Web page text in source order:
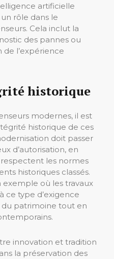
artificielle
rôle dans le
Cela inclut la
des pannes ou
l’expérience
historique
modernes, il est
historique de ces
doit passer
d’autorisation, en
respectent les normes
historiques classés.
exemple où les travaux
ce type d’exigence
patrimoine tout en
innovation et tradition
la préservation des